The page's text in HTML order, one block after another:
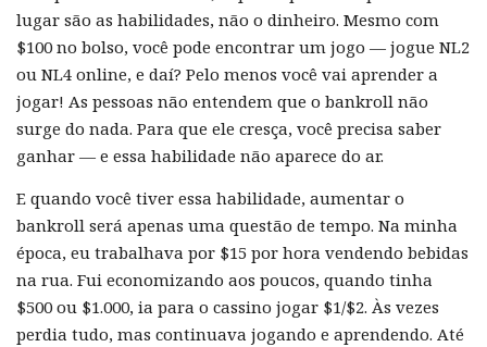
lugar são as habilidades, não o dinheiro. Mesmo com
$100 no bolso, você pode encontrar um jogo — jogue NL2
ou NL4 online, e daí? Pelo menos você vai aprender a
jogar! As pessoas não entendem que o bankroll não
surge do nada. Para que ele cresça, você precisa saber
ganhar — e essa habilidade não aparece do ar.
E quando você tiver essa habilidade, aumentar o
bankroll será apenas uma questão de tempo. Na minha
época, eu trabalhava por $15 por hora vendendo bebidas
na rua. Fui economizando aos poucos, quando tinha
$500 ou $1.000, ia para o cassino jogar $1/$2. Às vezes
perdia tudo, mas continuava jogando e aprendendo. Até